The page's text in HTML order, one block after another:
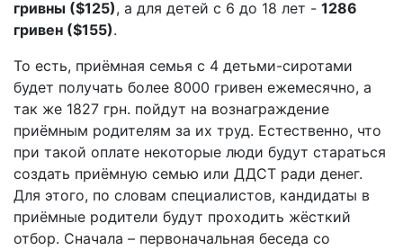
гривны ($125), а для детей с 6 до 18 лет - 1286
гривен ($155).
То есть, приёмная семья с 4 детьми-сиротами
будет получать более 8000 гривен ежемесячно, а
так же 1827 грн. пойдут на вознаграждение
приёмным родителям за их труд. Естественно, что
при такой оплате некоторые люди будут стараться
создать приёмную семью или ДДСТ ради денег.
Для этого, по словам специалистов, кандидаты в
приёмные родители будут проходить жёсткий
отбор. Сначала – первоначальная беседа со